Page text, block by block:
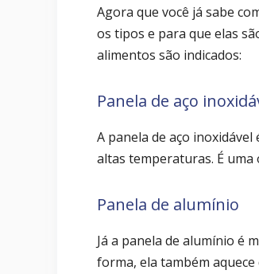
Agora que você já sabe
os tipos e para que elas
alimentos são indicados:
Panela de aço
A panela de aço
altas temperaturas. É
Panela de alumínio
Já a panela de alumínio é
forma, ela também